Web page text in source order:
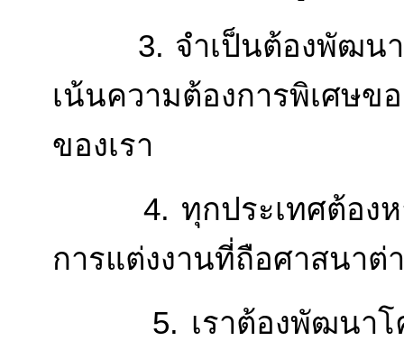
3. จำเป็นต้องพัฒนารู
เน้นความต้องการพิเศษ
ของเรา
4. ทุกประเทศต้องหา
การแต่งงานที่ถือศาสนาต่
5. เราต้องพัฒนาโคร